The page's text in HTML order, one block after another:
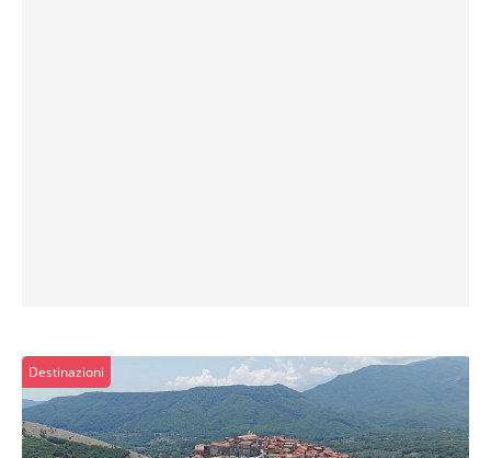
Destinazioni